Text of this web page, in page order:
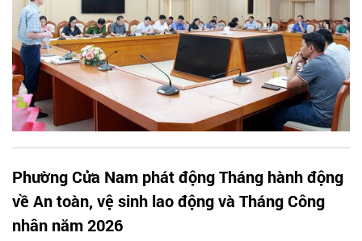
Phường Cửa Nam phát động Tháng hành động
về An toàn, vệ sinh lao động và Tháng Công
nhân năm 2026